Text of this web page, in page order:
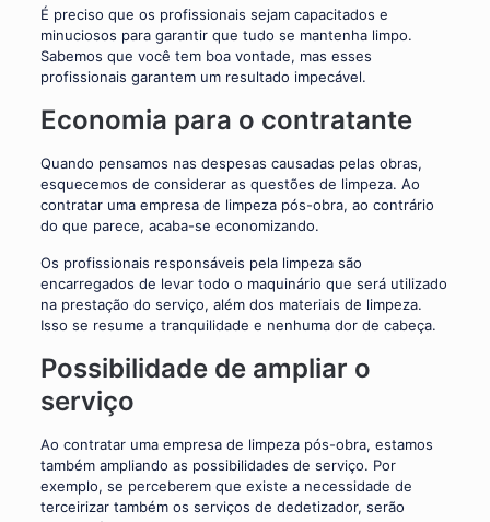
É preciso que os profissionais sejam capacitados e
minuciosos para garantir que tudo se mantenha limpo.
Sabemos que você tem boa vontade, mas esses
profissionais garantem um resultado impecável.
Economia para o contratante
Quando pensamos nas despesas causadas pelas obras,
esquecemos de considerar as questões de limpeza. Ao
contratar uma empresa de limpeza pós-obra, ao contrário
do que parece, acaba-se economizando.
Os profissionais responsáveis pela limpeza são
encarregados de levar todo o maquinário que será utilizado
na prestação do serviço, além dos materiais de limpeza.
Isso se resume a tranquilidade e nenhuma dor de cabeça.
Possibilidade de ampliar o
serviço
Ao contratar uma empresa de limpeza pós-obra, estamos
também ampliando as possibilidades de serviço. Por
exemplo, se perceberem que existe a necessidade de
terceirizar também os serviços de dedetizador, serão